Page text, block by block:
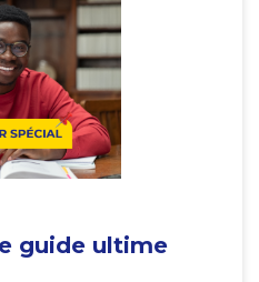
guide ultime